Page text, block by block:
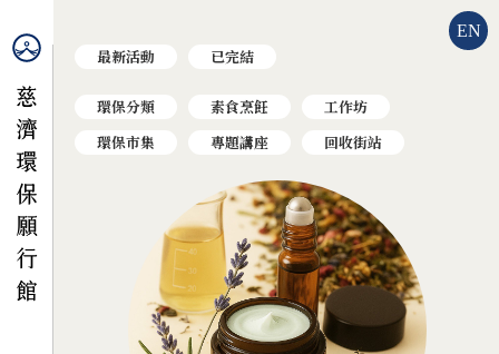
EN
最新活動 已完結
環保分類 素食烹飪 工作坊
環保市集 專題講座 回收街站